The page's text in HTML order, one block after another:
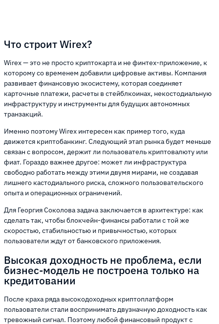
Что строит Wirex?
Wirex — это не просто криптокарта и не финтех-приложение, к
которому со временем добавили цифровые активы. Компания
развивает финансовую экосистему, которая соединяет
карточные платежи, расчеты в стейблкоинах, некостодиальную
инфраструктуру и инструменты для будущих автономных
транзакций.
Именно поэтому Wirex интересен как пример того, куда
движется криптобанкинг. Следующий этап рынка будет меньше
связан с вопросом, держит ли пользователь криптовалюту или
фиат. Гораздо важнее другое: может ли инфраструктура
свободно работать между этими двумя мирами, не создавая
лишнего кастодиального риска, сложного пользовательского
опыта и операционных ограничений.
Для Георгия Соколова задача заключается в архитектуре: как
сделать так, чтобы блокчейн-финансы работали с той же
скоростью, стабильностью и привычностью, которых
пользователи ждут от банковского приложения.
Высокая доходность не проблема, если
бизнес-модель не построена только на
кредитовании
После краха ряда высокодоходных криптоплатформ
пользователи стали воспринимать двузначную доходность как
тревожный сигнал. Поэтому любой финансовый продукт с